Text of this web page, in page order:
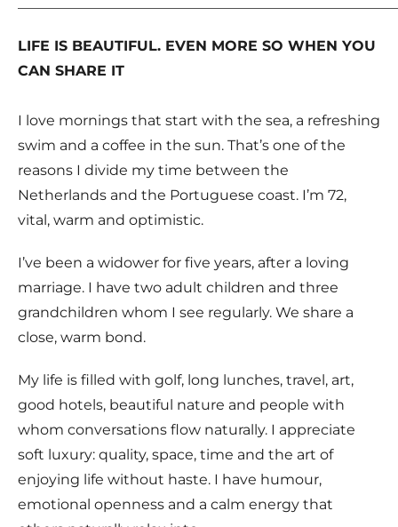
LIFE IS BEAUTIFUL. EVEN MORE SO WHEN YOU
CAN SHARE IT
I love mornings that start with the sea, a refreshing
swim and a coffee in the sun. That’s one of the
reasons I divide my time between the
Netherlands and the Portuguese coast. I’m 72,
vital, warm and optimistic.
I’ve been a widower for five years, after a loving
marriage. I have two adult children and three
grandchildren whom I see regularly. We share a
close, warm bond.
My life is filled with golf, long lunches, travel, art,
good hotels, beautiful nature and people with
whom conversations flow naturally. I appreciate
soft luxury: quality, space, time and the art of
enjoying life without haste. I have humour,
emotional openness and a calm energy that